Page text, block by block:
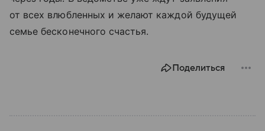
от всех влюбленных и желают каждой будущей
семье бесконечного счастья.
Поделиться